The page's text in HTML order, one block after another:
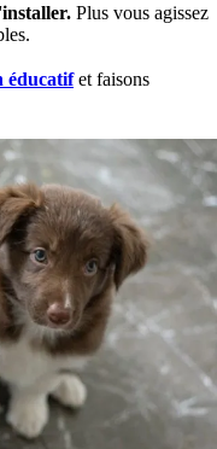
Plus vous agissez
éducatifet faisons